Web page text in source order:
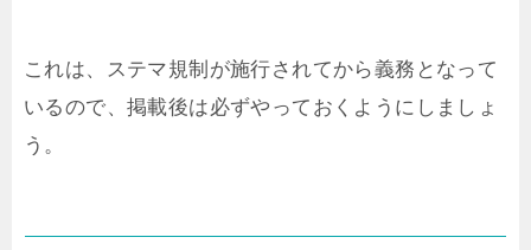
これは、ステマ規制が施行されてから義務となって
いるので、掲載後は必ずやっておくようにしましょ
う。